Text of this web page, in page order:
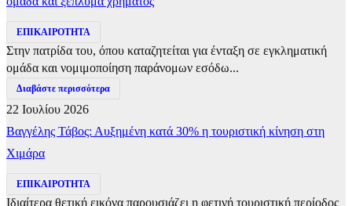
ΕΠΙΚΑΙΡΟΤΗΤΑ
Στην πατρίδα του, όπου καταζητείται για ένταξη σε εγκληματική
ομάδα και νομιμοποίηση παράνομων εσόδω...
Διαβάστε περισσότερα
22 Ιουλίου 2026
Βαγγέλης Τάβος: Αυξημένη κατά 30% η τουριστική κίνηση στη
Χιμάρα
ΕΠΙΚΑΙΡΟΤΗΤΑ
Ιδιαίτερα θετική εικόνα παρουσιάζει η φετινή τουριστική περίοδος